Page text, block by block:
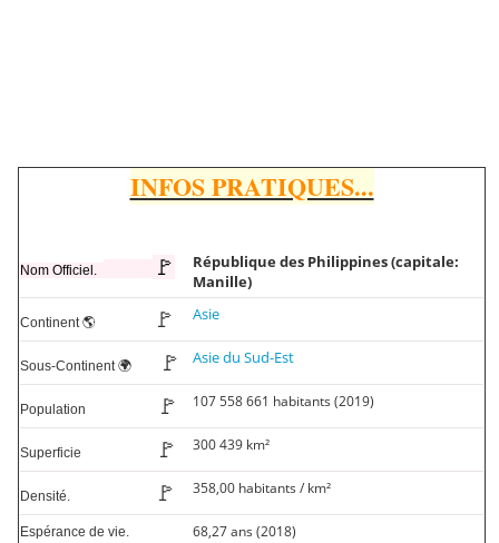
INFOS PRATIQUES...
Nom Officiel. 🚩
République des Philippines (capitale:
Manille)
Continent 🌎 🚩 Asie
Sous-Continent 🌍 🚩 Asie du Sud-Est
Population 🚩 107 558 661 habitants (2019)
Superficie 🚩 300 439 km²
Densité. 🚩 358,00 habitants / km²
Espérance de vie. 68,27 ans (2018)